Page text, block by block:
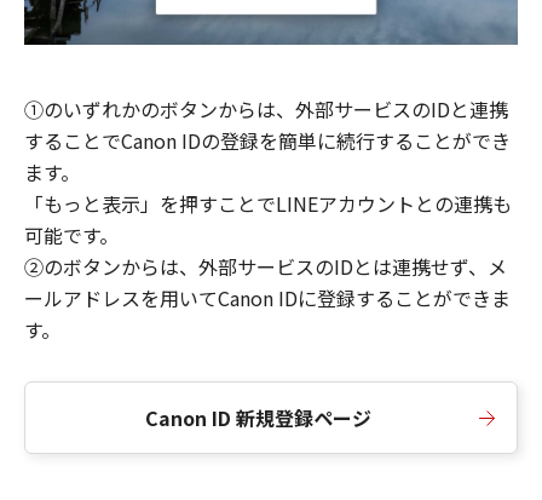
①のいずれかのボタンからは、外部サービスのIDと連携
することでCanon IDの登録を簡単に続行することができ
ます。
「もっと表示」を押すことでLINEアカウントとの連携も
可能です。
②のボタンからは、外部サービスのIDとは連携せず、メ
ールアドレスを用いてCanon IDに登録することができま
す。
Canon ID 新規登録ページ